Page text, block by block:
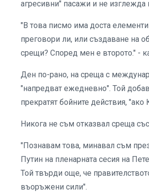
агресивни" пасажи и не
"В това писмо има доста
преговори ли, или създаване на
срещи? Според мен е второто." -
Ден по-рано, на среща с
"напредват ежедневно". Той
прекратят бойните действия,
Никога не съм отказвал среща
"Познавам това, минавал съм
Путин на пленарната сесия на
Той твърди още, че
въоръжени сили".